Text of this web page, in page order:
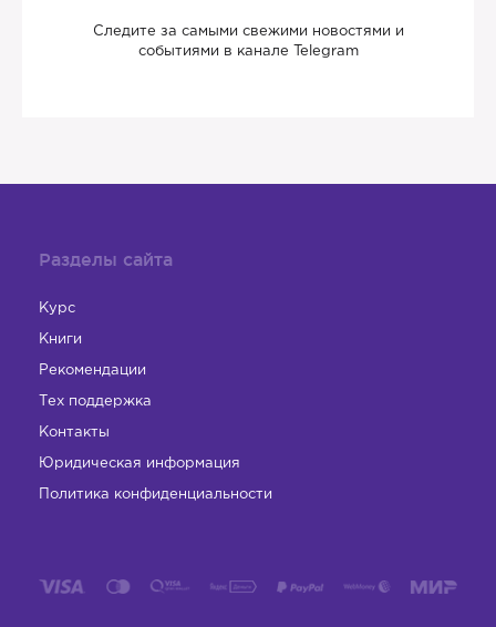
Следите за самыми свежими новостями и
событиями в канале Telegram
Разделы сайта
Курс
Книги
Рекомендации
Тех поддержка
Контакты
Юридическая информация
Политика конфиденциальности